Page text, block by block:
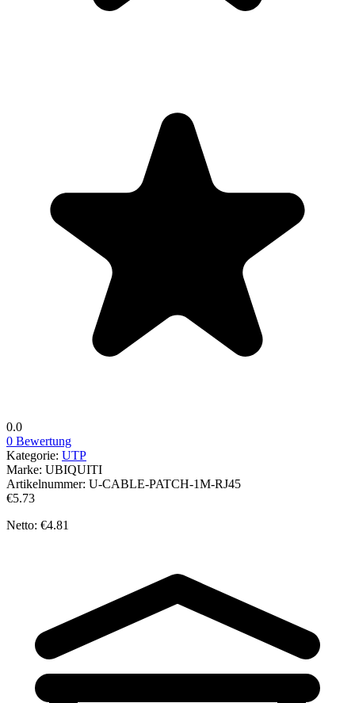
0.0
0 Bewertung
Kategorie: UTP
Marke: UBIQUITI
Artikelnummer: U-CABLE-PATCH-1M-RJ45
€5.73
Netto: €4.81